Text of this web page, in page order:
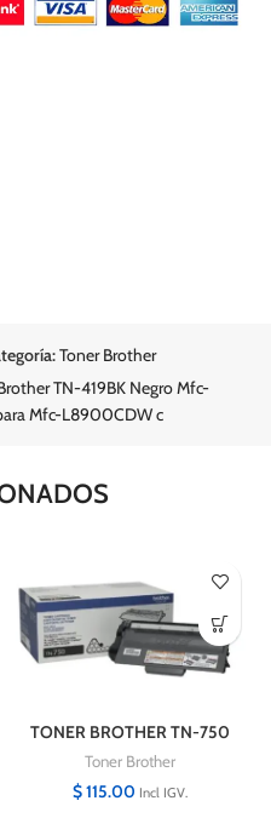
Toner Brother
TN-419BK Negro Mfc-
Mfc-L8900CDW c
TONER BROTHER TN-750
HL-5450 NEGRO
Toner Brother
$115.00 Incl IGV.